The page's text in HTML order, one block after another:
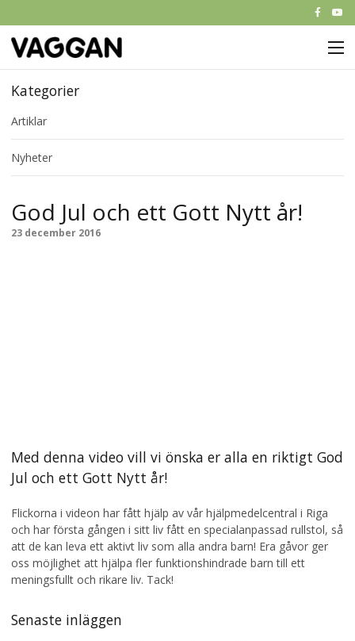
Start
Om Vaggan
Partners
Kontakt
Kategorier
Artiklar
Nyheter
God Jul och ett Gott Nytt år!
23 december 2016
Med denna video vill vi önska er alla en riktigt God
Jul och ett Gott Nytt år!
Flickorna i videon har fått hjälp av vår hjälpmedelcentral i Riga
och har första gången i sitt liv fått en specialanpassad rullstol, så
att de kan leva ett aktivt liv som alla andra barn! Era gåvor ger
oss möjlighet att hjälpa fler funktionshindrade barn till ett
meningsfullt och rikare liv. Tack!
Senaste inläggen